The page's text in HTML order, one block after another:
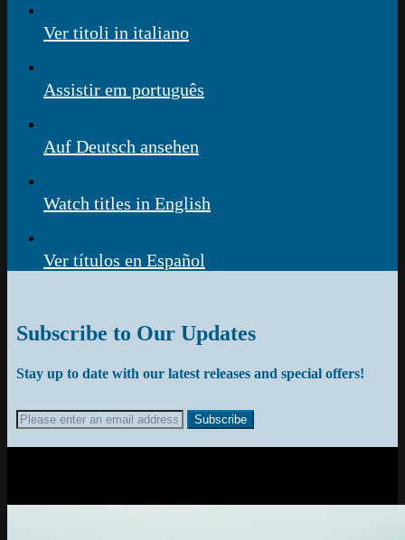
Ver titoli in italiano
Assistir em português
Auf Deutsch ansehen
Watch titles in English
Ver títulos en Español
Subscribe to Our Updates
Stay up to date with our latest releases and special offers!